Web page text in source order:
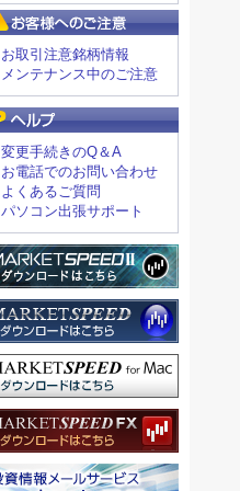
お取引注意銘柄情報
メンテナンス中のご注意
変更手続きのQ＆A
お電話でのお問い合わせ
よくあるご質問
パソコン出張サポート